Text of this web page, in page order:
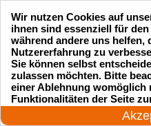
Startseite
24 Stunden am Tag
Wir nutzen Cookies auf
ihnen sind essenziell für
während andere uns helfen,
Nutzererfahrung zu
Sie können selbst
zulassen möchten. Bitte
einer Ablehnung womöglich
Funktionalitäten der Seite